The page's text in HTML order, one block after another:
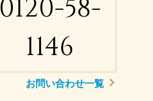
0120-58-
1146
お問い合わせ一覧